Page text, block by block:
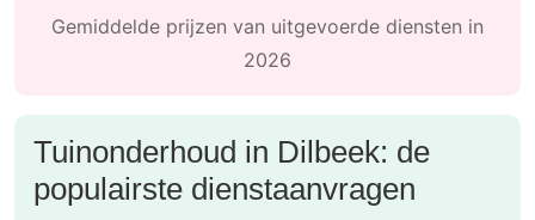
Gemiddelde prijzen van uitgevoerde diensten in
2026
Tuinonderhoud in Dilbeek: de
populairste dienstaanvragen